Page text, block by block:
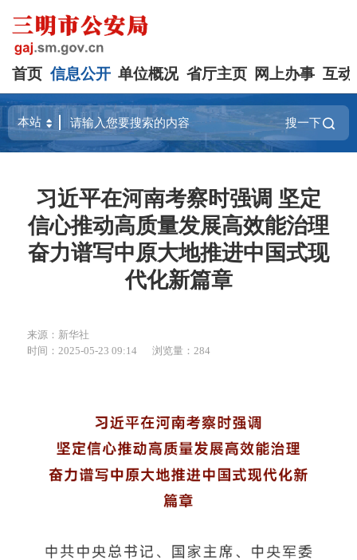
首页 信息公开 单位概况 省厅主页 网上办事 互动
搜一下
习近平在河南考察时强调 坚定
信心推动高质量发展高效能治理
奋力谱写中原大地推进中国式现
代化新篇章
来源：新华社
时间：2025-05-23 09:14
浏览量：284